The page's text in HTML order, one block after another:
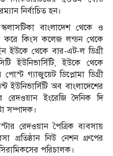
নির্বাচিত হন।
বাংলাদেশ থেকে ও
করে কিংস কলেজ লন্ডন থেকে
ইউকে থেকে বার-এট-ল ডিগ্রী
ইউনিভার্সিটি, ইউকে থেকে
গ্যাজুয়েট ডিপ্লোমা ডিগ্রী
ইউনিভার্সিটি অব বাংলাদেশের
রেদওয়ান ইংরেজি দৈনিক দি
সম্পাদক।
রেদওয়ান পৈত্রিক ব্যবসায়
প্রতিষ্ঠান নিউ নেশন গ্রুপের
পরিচালক।